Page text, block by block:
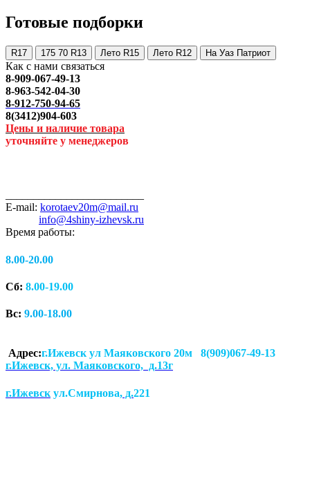
Готовые подборки
R17 175 70 R13 Лето R15 Лето R12 На Уаз Патриот
Как с нами связаться
8-909-067-49-13
8-963-542-04-30
8-912-750-94-65
8(3412)904-603
Цены и наличие товара
уточняйте у менеджеров
E-mail: korotaev20m@mail.ru
info@4shiny-izhevsk.ru
Время работы:
8.00-20.00
Сб: 8.00-19.00
Вс: 9.00-18.00
Адрес:г.Ижевск ул Маяковского 20м 8(909)067-49-13
г.Ижевск, ул. Маяковского, д.13г
г.Ижевск ул.Смирнова, д.221